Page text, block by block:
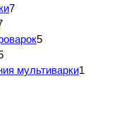
7
5
мультиварки1